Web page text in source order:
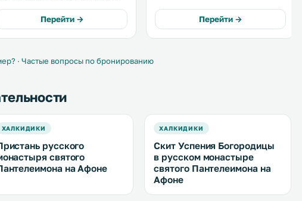
плоским экраном. Он расположен
15 минутах ходьбы от
центра Иркутска. .
Перейти →
микроволновой печью и
холодильником. ГостямПерейти →
· Частые вопросы по бронированию
ХАЛКИДИКИ
русского
святого
на Афоне
ХАЛКИДИКИ
Скит Успения Богородицы
в русском монастыре
святого Пантелеимона на
Афоне